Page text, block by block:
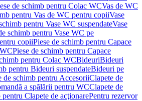
de schimb pentru Colac WCVas de WC
pentru Vas de WC pentru copiiVase
pentru Vase WC suspendateVase
schimb pentru Vase WC pe
copiiPiese de schimb pentru Capace
Piese de schimb pentru Capace
pentru Colac WCBideuriBideuri
pentru Bideuri suspendateBideuri pe
de schimb pentru AccesoriiClapete de
a spălării pentru WCClapete de
pentru Clapete de acţionarePentru rezervor